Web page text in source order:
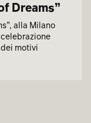
Dreams”
alla Milano
celebrazione
motivi